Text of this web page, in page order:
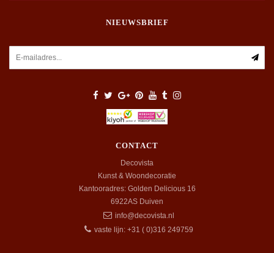
NIEUWSBRIEF
CONTACT
Decovista
Kunst & Woondecoratie
Kantooradres: Golden Delicious 16
6922AS Duiven
info@decovista.nl
vaste lijn: +31 ( 0)316 249759